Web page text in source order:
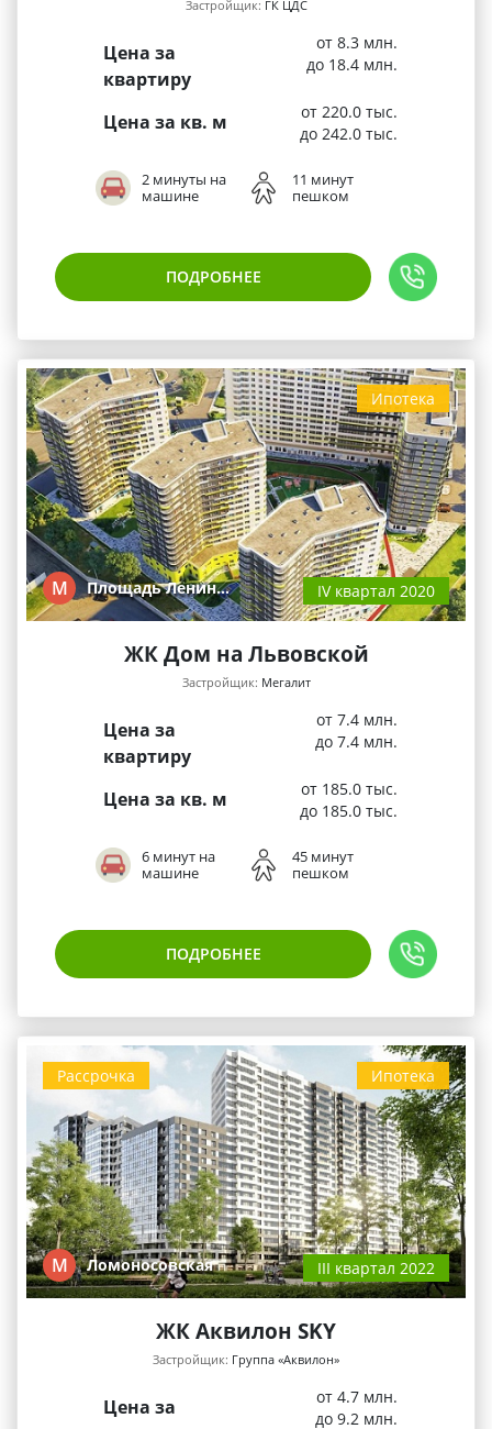
Застройщик: ГК ЦДС
Цена за
квартиру
от 8.3 млн.
до 18.4 млн.
Цена за кв. м
от 220.0 тыс.
до 242.0 тыс.
2 минуты на
машине
11 минут
пешком
ПОДРОБНЕЕ
Ипотека
М Площадь Ленин… IV квартал 2020
ЖК Дом на Львовской
Застройщик: Мегалит
Цена за
квартиру
от 7.4 млн.
до 7.4 млн.
Цена за кв. м
от 185.0 тыс.
до 185.0 тыс.
6 минут на
машине
45 минут
пешком
ПОДРОБНЕЕ
Ипотека
Рассрочка
М Ломоносовская III квартал 2022
ЖК Аквилон SKY
Застройщик: Группа «Аквилон»
Цена за
от 4.7 млн.
до 9.2 млн.